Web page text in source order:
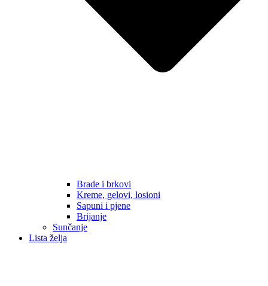
Brade i brkovi
Kreme, gelovi, losioni
Sapuni i pjene
Brijanje
Sunčanje
Lista želja